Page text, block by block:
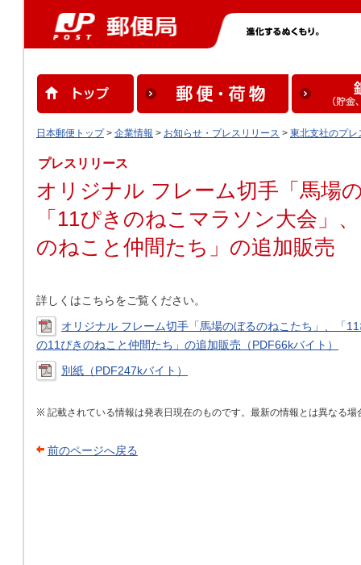
日本郵便トップ> 企業情報 > お知らせ・プレスリリース > 東北支社のプレ
プレスリリース
オリジナル フレーム切手「馬場
「11ぴきのねこマラソン大会」
のねこと仲間たち」の追加販売
詳しくはこちらをご覧ください。
オリジナル フレーム切手「馬場のぼるのねこたち」、「
の11ぴきのねこと仲間たち」の追加販売（PDF66kバイト）
別紙（PDF247kバイト）
記載されている情報は発表日現在のものです。最新の情報とは異なる
前のページへ戻る